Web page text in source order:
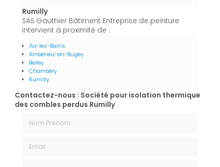
Rumilly
SAS Gauthier Bâtiment Entreprise de peinture
intervient à proximité de :
Aix-les-Bains
Ambérieu-en-Bugey
Belley
Chambéry
Rumilly
Contactez-nous : Société pour isolation thermique
des combles perdus Rumilly